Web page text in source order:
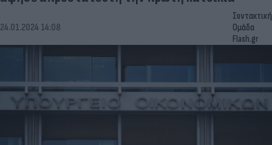
24.01.2024 14:08
Συντακτική
Ομάδα
Flash.gr